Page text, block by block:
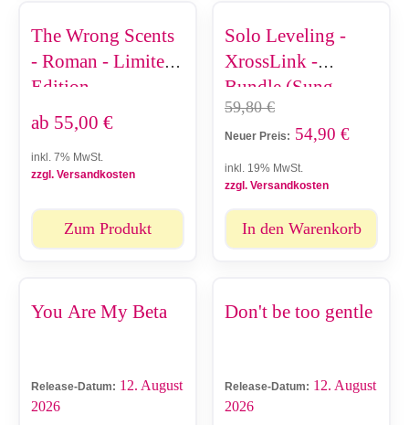
The Wrong Scents
- Roman - Limited
Edition
ab 55,00 €
inkl. 7% MwSt.
zzgl. Versandkosten
Zum Produkt
Solo Leveling -
XrossLink -
Bundle (Sung
Jinwoo & Cha Hae-
In)
59,80€
Neuer Preis: 54,90 €
inkl. 19% MwSt.
zzgl. Versandkosten
In den Warenkorb
You Are My Beta
Release-Datum: 12. August
2026
Don't be too gentle
Release-Datum: 12. August
2026